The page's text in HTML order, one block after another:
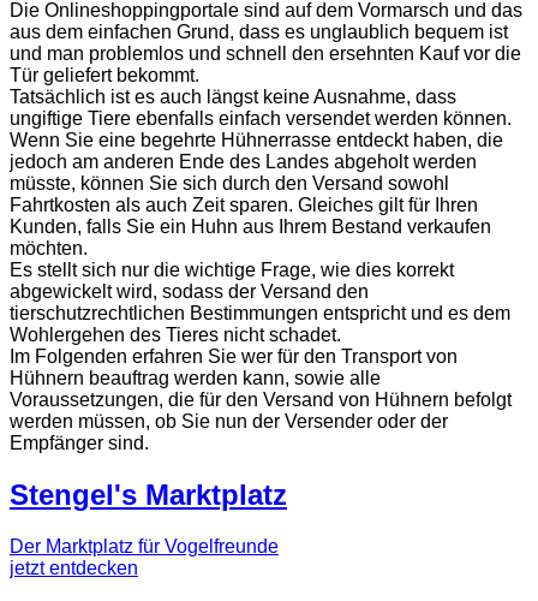
Die Onlineshoppingportale sind auf dem Vormarsch und das
aus dem einfachen Grund, dass es unglaublich bequem ist
und man problemlos und schnell den ersehnten Kauf vor die
Tür geliefert bekommt.
Tatsächlich ist es auch längst keine Ausnahme, dass
ungiftige Tiere ebenfalls einfach versendet werden können.
Wenn Sie eine begehrte Hühnerrasse entdeckt haben, die
jedoch am anderen Ende des Landes abgeholt werden
müsste, können Sie sich durch den Versand sowohl
Fahrtkosten als auch Zeit sparen. Gleiches gilt für Ihren
Kunden, falls Sie ein Huhn aus Ihrem Bestand verkaufen
möchten.
Es stellt sich nur die wichtige Frage, wie dies korrekt
abgewickelt wird, sodass der Versand den
tierschutzrechtlichen Bestimmungen entspricht und es dem
Wohlergehen des Tieres nicht schadet.
Im Folgenden erfahren Sie wer für den Transport von
Hühnern beauftrag werden kann, sowie alle
Voraussetzungen, die für den Versand von Hühnern befolgt
werden müssen, ob Sie nun der Versender oder der
Empfänger sind.
Stengel's Marktplatz
Der Marktplatz für Vogelfreunde
jetzt entdecken